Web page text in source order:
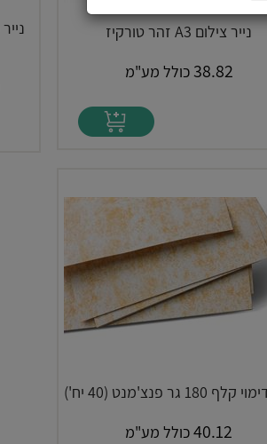
נייר צילום A3 זהר טורקיז
38.82 כולל מע"מ
180 גר פנצ'מנט (40 יח')
40.12כולל מע"מ